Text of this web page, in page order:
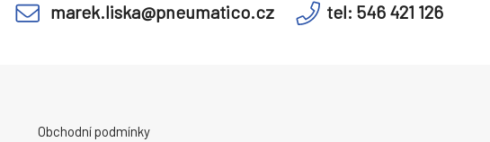
marek.liska@pneumatico.cz tel: 546 421 126
Obchodní podmínky